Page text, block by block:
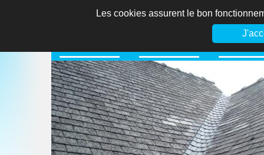
Les cookies assurent le bon